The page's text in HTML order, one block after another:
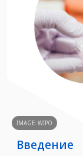
IMAGE: WIPO
Введение